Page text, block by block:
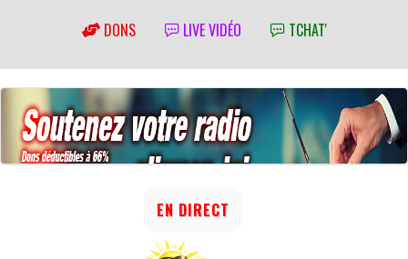
DONS LIVE VIDÉO TCHAT'
EN DIRECT